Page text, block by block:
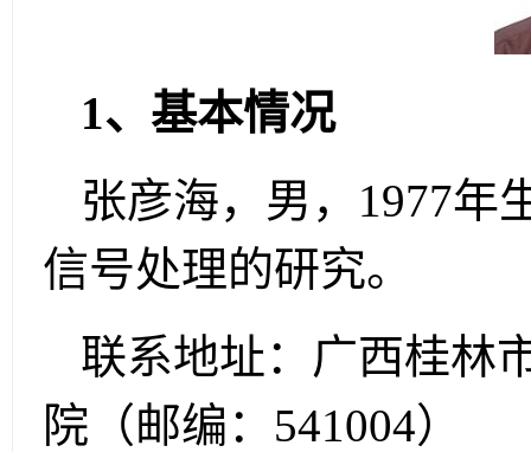
1、基本情况
张彦海，男，1977年
信号处理的研究。
联系地址：广西桂林
院（邮编：541004）